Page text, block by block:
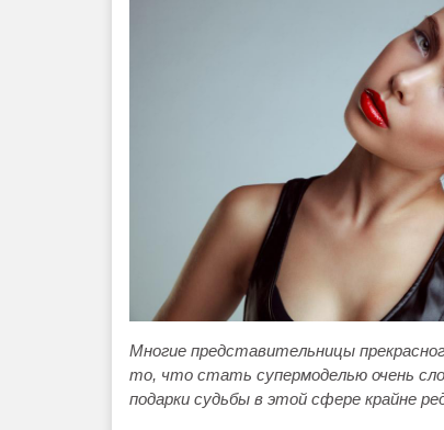
Многие представительницы
то, что стать супермоделью очень
подарки судьбы в этой сфере крайне